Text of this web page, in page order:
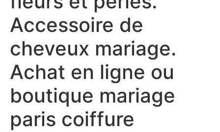
Accessoire de
cheveux mariage.
Achat en ligne ou
boutique mariage
paris coiffure